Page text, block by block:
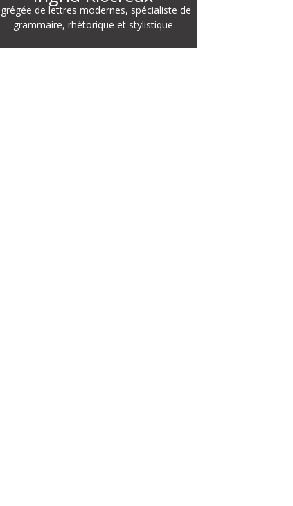
de lettres modernes, spécialiste de
grammaire, rhétorique et stylistique